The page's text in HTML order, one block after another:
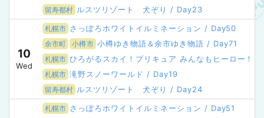
留寿都村 ルスツリゾート 犬ぞり / Day23
10
Wed
札幌市 さっぽろホワイトイルミネーション / Day50
余市町 小樽市 小樽ゆき物語＆余市ゆき物語 / Day71
札幌市 ひろがるスカイ！プリキュア みんなもヒーロー！
札幌市 滝野スノーワールド / Day19
留寿都村 ルスツリゾート 犬ぞり / Day24
札幌市 さっぽろホワイトイルミネーション / Day51